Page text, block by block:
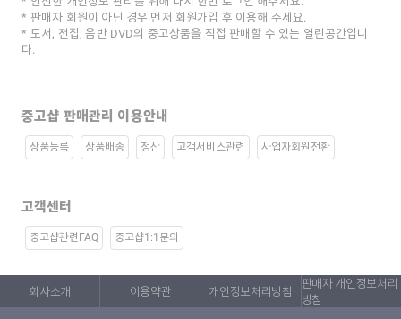
판매자 회원이 아닌 경우 먼저 회원가입 후 이용해 주세요.
도서, 전집, 음반 DVD의 중고상품을 직접 판매할 수 있는 열린공간입니
다.
중고샵 판매관리 이용안내
상품등록 상품배송 정산 고객서비스관련 사업자회원전환
고객센터
중고샵관련FAQ 중고샵1:1문의
회사소개 이용약관 개인정보처리방침
판매자 개인정보처리
방침